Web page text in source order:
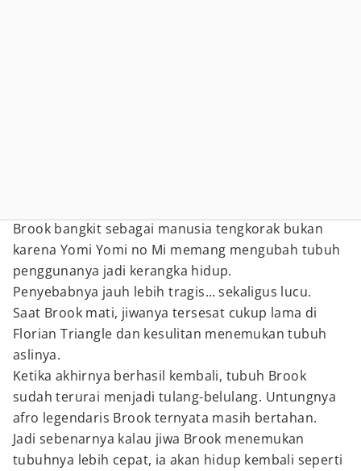
Brook bangkit sebagai manusia tengkorak bukan
karena Yomi Yomi no Mi memang mengubah tubuh
penggunanya jadi kerangka hidup.
Penyebabnya jauh lebih tragis… sekaligus lucu.
Saat Brook mati, jiwanya tersesat cukup lama di
Florian Triangle dan kesulitan menemukan tubuh
aslinya.
Ketika akhirnya berhasil kembali, tubuh Brook
sudah terurai menjadi tulang-belulang. Untungnya
afro legendaris Brook ternyata masih bertahan.
Jadi sebenarnya kalau jiwa Brook menemukan
tubuhnya lebih cepat, ia akan hidup kembali seperti